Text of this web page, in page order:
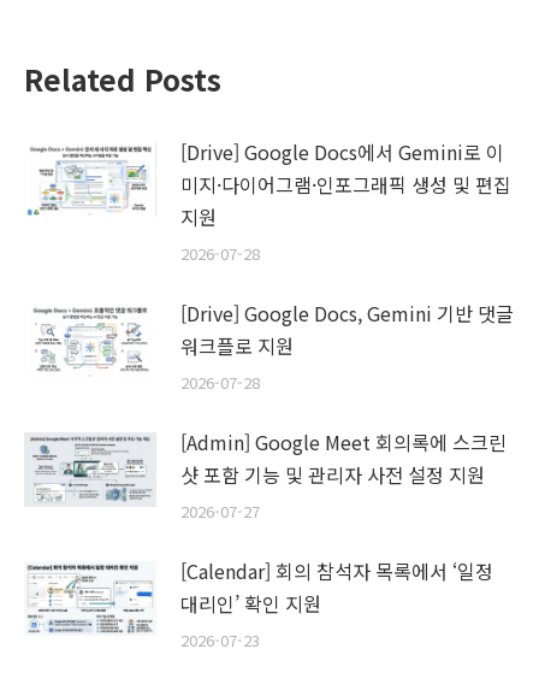
Related Posts
[Drive] Google Docs에서 Gemini로 이
미지·다이어그램·인포그래픽 생성 및 편집
지원
2026-07-28
[Drive] Google Docs, Gemini 기반 댓글
워크플로 지원
2026-07-28
[Admin] Google Meet 회의록에 스크린
샷 포함 기능 및 관리자 사전 설정 지원
2026-07-27
[Calendar] 회의 참석자 목록에서 ‘일정
대리인’ 확인 지원
2026-07-23